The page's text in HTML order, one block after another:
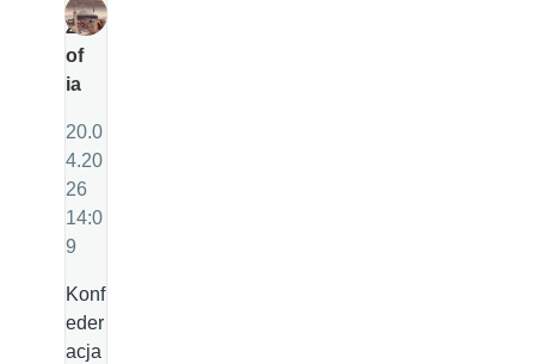
Z
of
ia
20.0
4.20
26
14:0
9
Konf
eder
acja